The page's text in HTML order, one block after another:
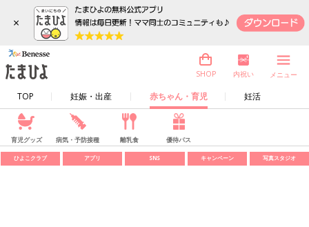
×
TOP 妊娠・出産 赤ちゃん・育児 妊活
SHOP 内祝い メニュー
育児グッズ 病気・予防接種 離乳食 優待パス
ひよこクラブ アプリ SNS キャンペーン 写真スタジオ